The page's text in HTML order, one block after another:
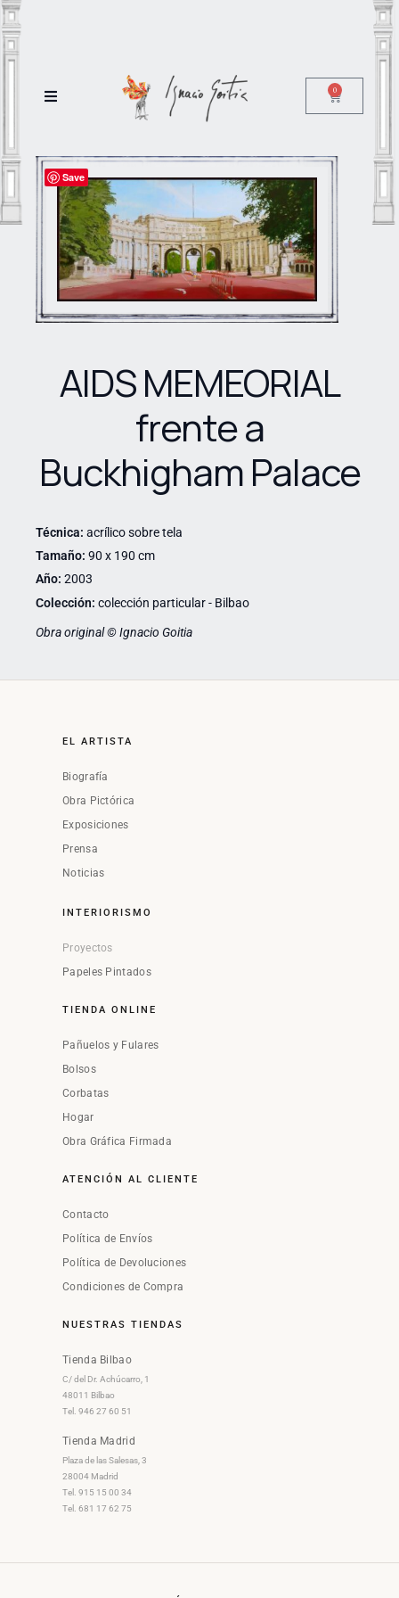
0
Save
AIDS MEMEORIAL
frente a
Buckhigham Palace
Técnica: acrílico sobre tela
Tamaño: 90 x 190 cm
Año: 2003
Colección: colección particular - Bilbao
Obra original © Ignacio Goitia
EL ARTISTA
Biografía
Obra Pictórica
Exposiciones
Prensa
Noticias
INTERIORISMO
Proyectos
Papeles Pintados
TIENDA ONLINE
Pañuelos y Fulares
Bolsos
Corbatas
Hogar
Obra Gráfica Firmada
ATENCIÓN AL CLIENTE
Contacto
Política de Envíos
Política de Devoluciones
Condiciones de Compra
NUESTRAS TIENDAS
Tienda Bilbao
C/ del Dr. Achúcarro, 1
48011 Bilbao
Tel. 946 27 60 51
Tienda Madrid
Plaza de las Salesas, 3
28004 Madrid
Tel. 915 15 00 34
Tel. 681 17 62 75